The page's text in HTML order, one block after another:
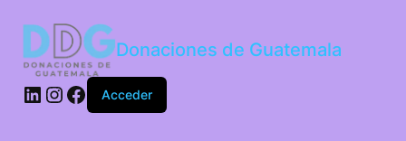
Donaciones de Guatemala
Acceder